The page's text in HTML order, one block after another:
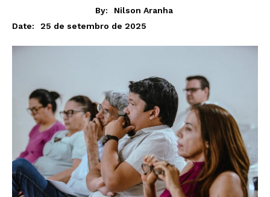
By:
Nilson Aranha
Date:
25 de setembro de 2025